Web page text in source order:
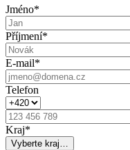
Jméno*
Příjmení*
E-mail*
Telefon
Kraj*
Vyberte kraj…